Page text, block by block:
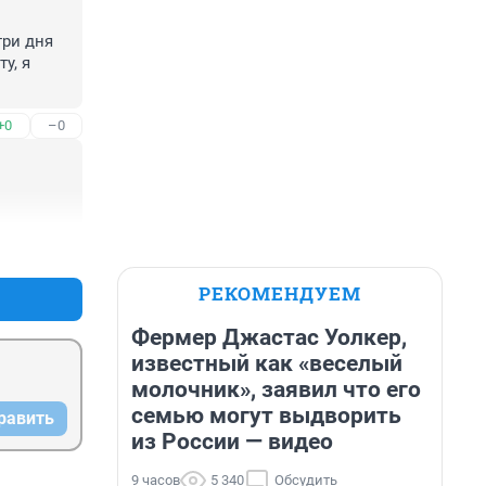
дня
я
–0
РЕКОМЕНДУЕМ
Фермер Джастас Уолкер,
известный как «веселый
молочник», заявил что его
семью могут выдворить
из России — видео
9 часов 5 340 Обсудить